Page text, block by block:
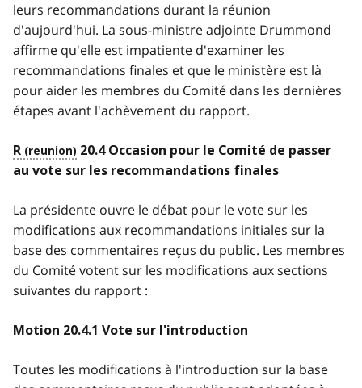
leurs recommandations durant la réunion
d'aujourd'hui. La sous-ministre adjointe Drummond
affirme qu'elle est impatiente d'examiner les
recommandations finales et que le ministère est là
pour aider les membres du Comité dans les dernières
étapes avant l'achèvement du rapport.
R
20.4 Occasion pour le Comité de passer
au vote sur les recommandations finales
La présidente ouvre le débat pour le vote sur les
modifications aux recommandations initiales sur la
base des commentaires reçus du public. Les membres
du Comité votent sur les modifications aux sections
suivantes du rapport :
Motion 20.4.1 Vote sur l'introduction
Toutes les modifications à l'introduction sur la base